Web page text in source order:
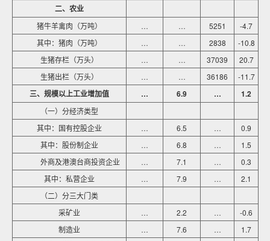
二、农业
猪牛羊禽肉（万吨） … … 5251
-4.7
其中：猪肉（万吨）
… … 2838
-10.8
生猪存栏（万头）
… … 37039
20.7
生猪出栏（万头）
… … 36186 -11.7
三、规模以上工业增加值 … 6.9 … 1.2
（一）分经济类型
其中：国有控股企业
… 6.5 …
0.9
其中：股份制企业
… 6.8 …
1.5
外商及港澳台商投资企业
… 7.1 …
0.3
其中：私营企业
… 7.9 …
2.1
（二）分三大门类
采矿业
… 2.2 …
-0.6
制造业
… 7.6 …
1.7